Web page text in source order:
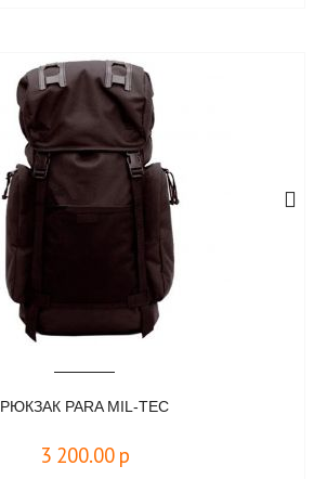
РЮКЗАК PARA MIL-TEC
3 200.00 р